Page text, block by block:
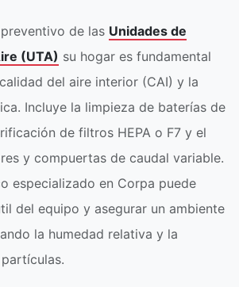
de las Unidades de
(UTA) su hogar es fundamental
del aire interior (CAI) y la
Incluye la limpieza de baterías de
de filtros HEPA o F7 y el
y compuertas de caudal variable.
especializado en Corpa puede
del equipo y asegurar un ambiente
la humedad relativa y la